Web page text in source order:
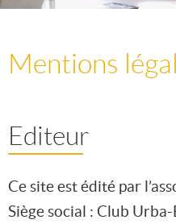
Mentions
Editeur
Ce site est édité par
Siège social : Club